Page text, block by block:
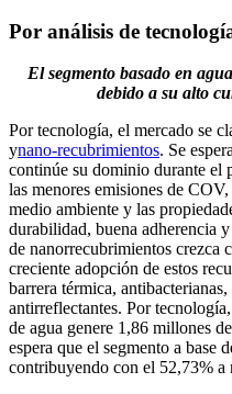
Por análisis de
El segmento basado en
debido a su alto
Por tecnología, el mercado se
ynano-recubrimientos. Se
continúe su dominio durante el
las menores emisiones de
medio ambiente y las
durabilidad, buena adherencia
de nanorrecubrimientos crezca
creciente adopción de estos
barrera térmica,
antirreflectantes. Por
de agua genere 1,86 millones
espera que el segmento a base
contribuyendo con el 52,73%